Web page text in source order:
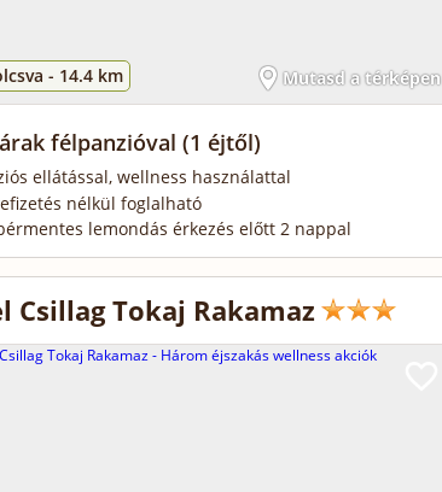
Mutasd a térképen
- 14.4 km
félpanzióval (1 éjtől)
ellátással, wellness használattal
nélkül foglalható
lemondás érkezés előtt 2 nappal
Csillag Tokaj Rakamaz